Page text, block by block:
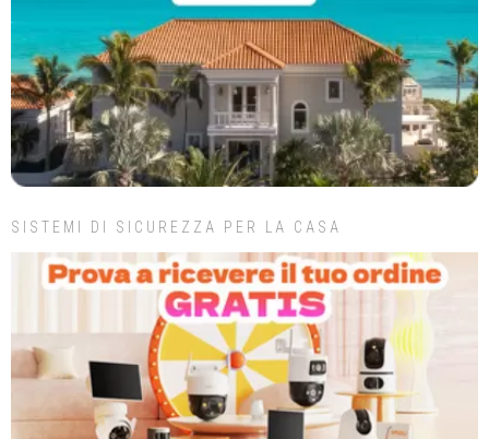
SISTEMI DI SICUREZZA PER LA CASA